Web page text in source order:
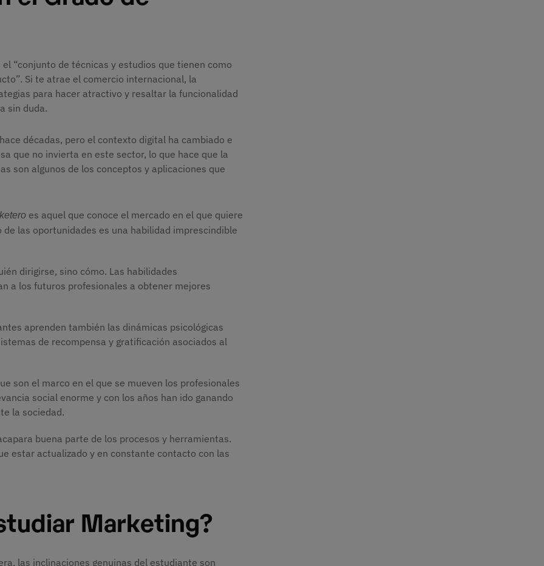
“conjunto de técnicas y estudios que tienen como
Si te atrae el comercio internacional, la
para hacer atractivo y resaltar la funcionalidad
sin duda.
décadas, pero el contexto digital ha cambiado e
que no invierta en este sector, lo que hace que la
son algunos de los conceptos y aplicaciones que
es aquel que conoce el mercado en el que quiere
las oportunidades es una habilidad imprescindible
dirigirse, sino cómo. Las habilidades
a los futuros profesionales a obtener mejores
aprenden también las dinámicas psicológicas
de recompensa y gratificación asociados al
son el marco en el que se mueven los profesionales
social enorme y con los años han ido ganando
la sociedad.
buena parte de los procesos y herramientas.
estar actualizado y en constante contacto con las
Marketing?
las inclinaciones genuinas del estudiante son